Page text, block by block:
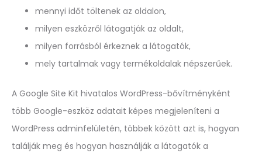
mennyi időt töltenek az oldalon,
milyen eszközről látogatják az oldalt,
milyen forrásból érkeznek a látogatók,
mely tartalmak vagy termékoldalak népszerűek.
A Google Site Kit hivatalos WordPress-bővítményként
több Google-eszköz adatait képes megjeleníteni a
WordPress adminfelületén, többek között azt is, hogyan
találják meg és hogyan használják a látogatók a